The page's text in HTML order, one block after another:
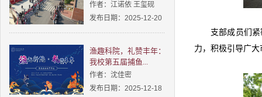
作者：江诺依 王玺砚
发布日期：2025-12-20
渔趣科院，礼赞丰年：
我校第五届捕鱼...
作者：沈佳密
发布日期：2025-12-18
支部成员们
力，积极引导广